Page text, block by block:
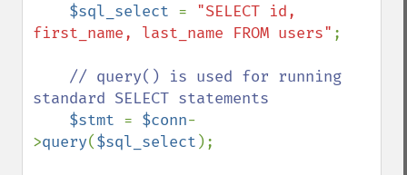
$sql_select = "SELECT id,
first_name, last_name FROM users" ;
// query() is used for running
standard SELECT statements
$stmt = $conn-
>query($sql_select );